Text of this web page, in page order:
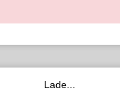
Lade...